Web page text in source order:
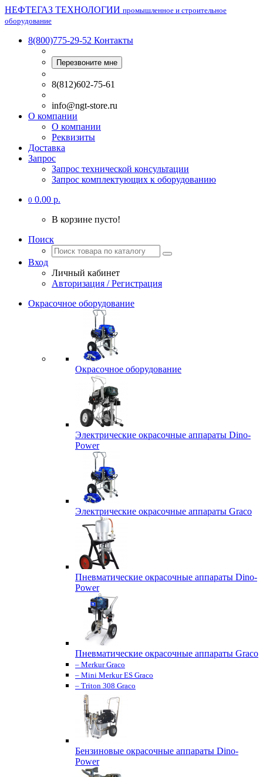
НЕФТЕГАЗ ТЕХНОЛОГИИ промышленное и строительное
оборудование
8(800)775-29-52 Контакты
Перезвоните мне
8(812)602-75-61
info@ngt-store.ru
О компании
О компании
Реквизиты
Доставка
Запрос
Запрос технической консультации
Запрос комплектующих к оборудованию
0 0.00 р.
В корзине пусто!
Поиск
Вход
Личный кабинет
Авторизация / Регистрация
Окрасочное оборудование
Окрасочное оборудование
Электрические окрасочные аппараты Dino-
Power
Электрические окрасочные аппараты Graco
Пневматические окрасочные аппараты Dino-
Power
Пневматические окрасочные аппараты Graco
– Merkur Graco
– Mini Merkur ES Graco
– Triton 308 Graco
Бензиновые окрасочные аппараты Dino-
Power